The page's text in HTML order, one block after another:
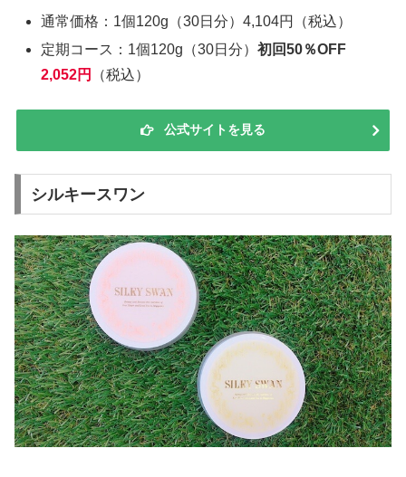
通常価格：1個120g（30日分）4,104円（税込）
定期コース：1個120g（30日分）初回50％OFF
2,052円
（税込）
公式サイトを見る
シルキースワン